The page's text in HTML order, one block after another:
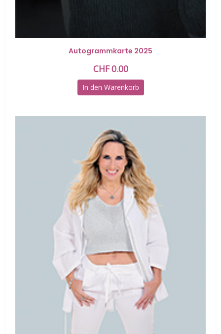
Autogrammkarte 2025
CHF0.00
In den Warenkorb